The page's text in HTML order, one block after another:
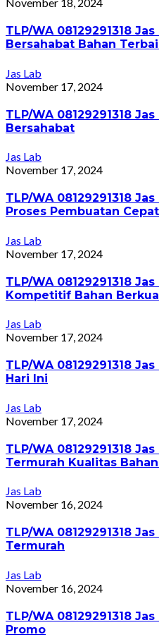
TLP/WA 08129291318
Bersahabat Bahan
Jas Lab
November 17, 2024
TLP/WA 08129291318
Bersahabat
Jas Lab
November 17, 2024
TLP/WA 08129291318
Proses Pembuatan Cepat
Jas Lab
November 17, 2024
TLP/WA 08129291318
Kompetitif Bahan
Jas Lab
November 17, 2024
TLP/WA 08129291318
Hari Ini
Jas Lab
November 17, 2024
TLP/WA 08129291318
Termurah Kualitas
Jas Lab
November 16, 2024
TLP/WA 08129291318
Termurah
Jas Lab
November 16, 2024
TLP/WA 08129291318
Promo